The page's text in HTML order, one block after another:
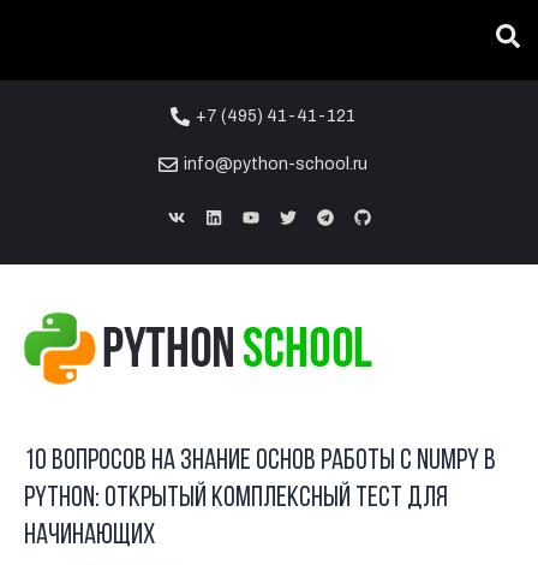
+7 (495) 41-41-121
info@python-school.ru
ОТКРЫТЫЙ КОМПЛЕКСНЫЙ ТЕСТ ДЛЯ НАЧИНАЮЩИХ
25
ДЕК
10 вопросов на знание основ работы с NumPy в
Python: открытый комплексный тест для
начинающих